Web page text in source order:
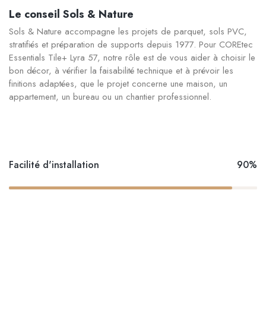
Le conseil Sols & Nature
Sols & Nature accompagne les projets de parquet, sols PVC,
stratifiés et préparation de supports depuis 1977. Pour COREtec
Essentials Tile+ Lyra 57, notre rôle est de vous aider à choisir le
bon décor, à vérifier la faisabilité technique et à prévoir les
finitions adaptées, que le projet concerne une maison, un
appartement, un bureau ou un chantier professionnel.
Facilité d'installation 90%